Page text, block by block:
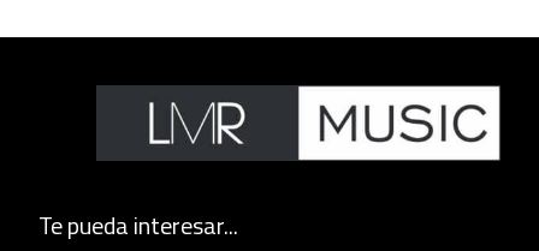
Te pueda interesar...